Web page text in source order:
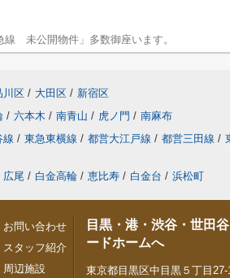
線 未公開物件」多数御座います。
川区 / 大田区 / 新宿区
/ 六本木 / 南青山 / 虎ノ門 / 南麻布
線 / 東急東横線 / 都営大江戸線 / 都営三田線 /
広尾 / 白金高輪 / 恵比寿 / 白金台 / 浜松町
お問い合わせ
スタッフ紹介
周辺施設
目黒・港・渋谷・世田
ードホームへ
東京都目黒区中目黒５丁目